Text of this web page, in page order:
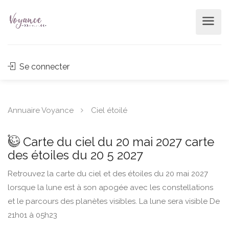
Se connecter
Annuaire Voyance Ciel étoilé
Carte du ciel du 20 mai 2027 carte
des étoiles du 20 5 2027
Retrouvez la carte du ciel et des étoiles du 20 mai 2027
lorsque la lune est à son apogée avec les constellations
et le parcours des planètes visibles. La lune sera visible De
21h01 à 05h23